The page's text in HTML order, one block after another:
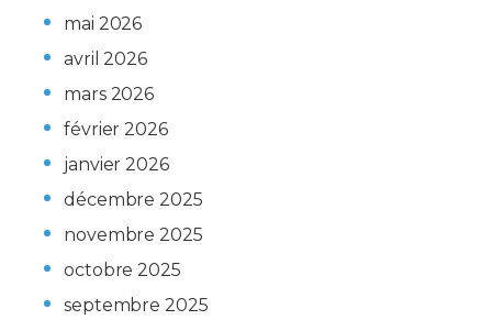
mai 2026
avril 2026
mars 2026
février 2026
janvier 2026
décembre 2025
novembre 2025
octobre 2025
septembre 2025